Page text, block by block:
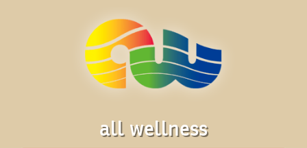
all wellness